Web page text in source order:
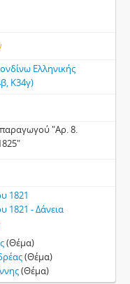
Ελληνικής
Κ34γ)
παραγωγού "Αρ. 8.
1821
1821 - Δάνεια
(Θέμα)
(Θέμα)
(Θέμα)